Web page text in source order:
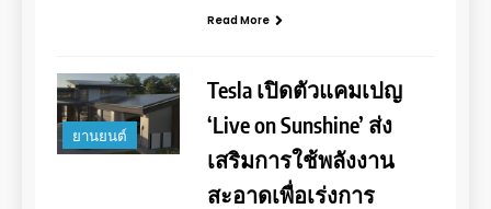
Read More
ยานยนต์
Tesla เปิดตัวแคมเปญ
‘Live on Sunshine’ ส่ง
เสริมการใช้พลังงาน
สะอาดเพื่อเร่งการ